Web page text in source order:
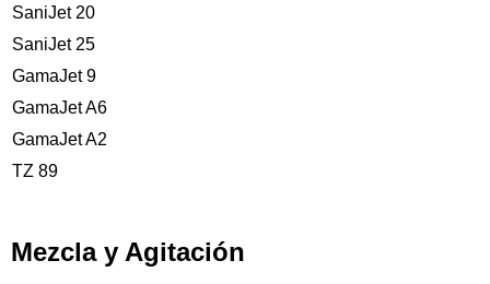
SaniJet 20
SaniJet 25
GamaJet 9
GamaJet A6
GamaJet A2
TZ 89
Mezcla y Agitación